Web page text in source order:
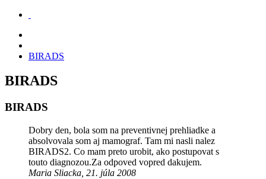
BIRADS
BIRADS
BIRADS
Dobry den, bola som na preventivnej prehliadke a
absolvovala som aj mamograf. Tam mi nasli nalez
BIRADS2. Co mam preto urobit, ako postupovat s
touto diagnozou.Za odpoved vopred dakujem.
Maria Sliacka, 21. júla 2008